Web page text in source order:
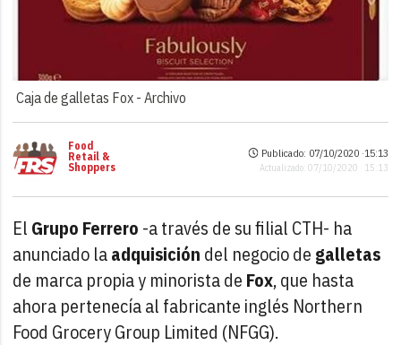
Caja de galletas Fox -Archivo
Food
Retail &
Shoppers
Publicado: 07/10/2020 ·15:13
Actualizado: 07/10/2020 · 15:13
El Grupo Ferrero -a través de su filial CTH- ha
anunciado laadquisición del negocio de galletas
de marca propia y minorista de Fox, que hasta
ahora pertenecía al fabricante inglés Northern
Food Grocery Group Limited (NFGG).